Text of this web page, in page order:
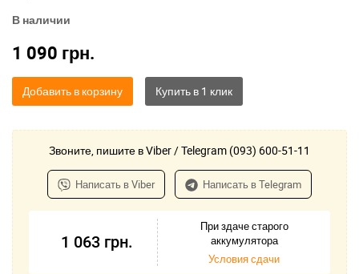
В наличии
1 090 грн.
Добавить в корзину
Звоните, пишите в Viber / Telegram (093) 600-51-11
Написать в Viber Написать в Telegram
1 063 грн.
При здаче старого
аккумулятора
Условия сдачи